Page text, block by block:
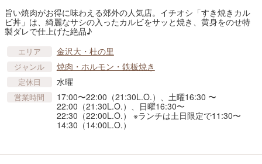
旨い焼肉がお得に味わえる郊外の人気店。イチオシ「すき焼きカル
ビ丼」は、綺麗なサシの入ったカルビをサッと焼き、黄身をのせ特
製ダレで仕上げた絶品♪
エリア 金沢大・杜の里
ジャンル 焼肉・ホルモン・鉄板焼き
定休日 水曜
営業時間
17:00〜22:00（21:30L.O.）、土曜16:30 〜
22:00（21:30L.O.）、日曜16:30〜
22:30（22:00L.O.） ※ランチは土日限定で11:30〜
14:30（14:00L.O.）